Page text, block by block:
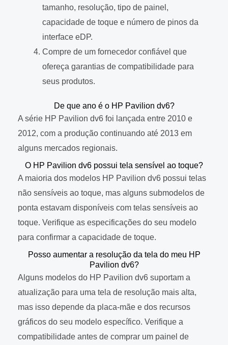
tamanho, resolução, tipo de painel,
capacidade de toque e número de pinos da
interface eDP.
Compre de um fornecedor confiável que
ofereça garantias de compatibilidade para
seus produtos.
De que ano é o HP Pavilion dv6?
A série HP Pavilion dv6 foi lançada entre 2010 e
2012, com a produção continuando até 2013 em
alguns mercados regionais.
O HP Pavilion dv6 possui tela sensível ao toque?
A maioria dos modelos HP Pavilion dv6 possui telas
não sensíveis ao toque, mas alguns submodelos de
ponta estavam disponíveis com telas sensíveis ao
toque. Verifique as especificações do seu modelo
para confirmar a capacidade de toque.
Posso aumentar a resolução da tela do meu HP
Pavilion dv6?
Alguns modelos do HP Pavilion dv6 suportam a
atualização para uma tela de resolução mais alta,
mas isso depende da placa-mãe e dos recursos
gráficos do seu modelo específico. Verifique a
compatibilidade antes de comprar um painel de